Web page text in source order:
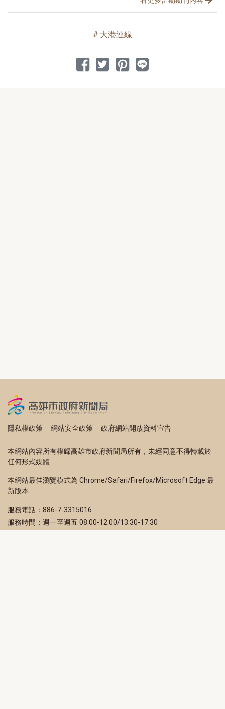
大港連線
分享到 Facebook
分享到 Twitter
分享到 Pinterest
分享到 Line
隱私權政策 網站安全政策 政府網站開放資料宣告
本網站內容所有權歸高雄市政府新聞局所有，未經同意不得轉載於
任何形式媒體
本網站最佳瀏覽模式為 Chrome/Safari/Firefox/Microsoft Edge 最
新版本
服務電話：886-7-3315016
服務時間：週一至週五 08:00-12:00/13:30-17:30